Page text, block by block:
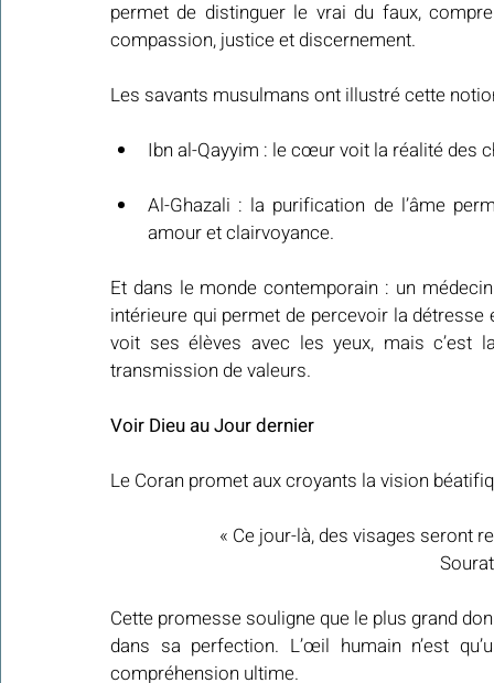
permet de distinguer le vrai du faux,
compassion, justice et discernement.
Les savants musulmans ont illustré cette
Ibn al-Qayyim : le cœur voit la réalité des
Al-Ghazali : la purification de l’âme
amour et clairvoyance.
Et dans le monde contemporain : un
intérieure qui permet de percevoir la
voit ses élèves avec les yeux, mais c’est
transmission de valeurs.
Voir Dieu au Jour dernier
Le Coran promet aux croyants la vision
« Ce jour-là, des visages seront
Cette promesse souligne que le plus grand
dans sa perfection. L’œil humain n’est
compréhension ultime.